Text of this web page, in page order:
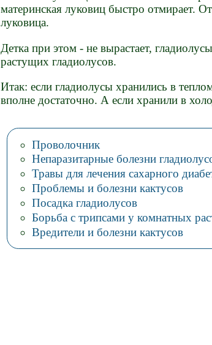
материнская луковиц быстро отмирает.
луковица.
Детка при этом - не вырастает,
растущих гладиолусов.
Итак: если гладиолусы хранились в
вполне достаточно. А если хранили в
Проволочник
Непаразитарные болезни
Травы для лечения сахарного
Проблемы и болезни кактусов
Посадка гладиолусов
Борьба с трипсами у комнатных
Вредители и болезни кактусов